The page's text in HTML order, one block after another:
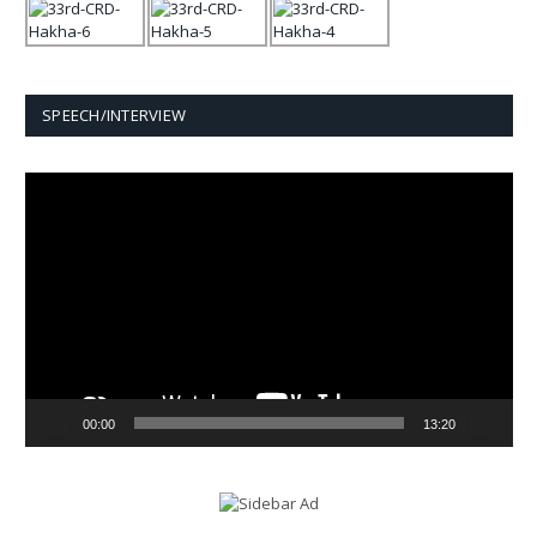
SPEECH/INTERVIEW
00:00 13:20